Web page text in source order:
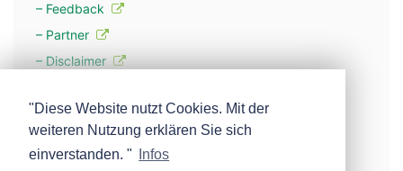
– Feedback
– Partner
– Disclaimer
– Werbung
– Mehr über unsere Experten
"Diese Website nutzt Cookies. Mit der
weiteren Nutzung erklären Sie sich
einverstanden. "
Infos